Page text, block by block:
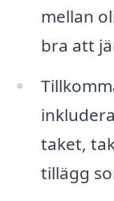
mellan
bra att
taket,
tillägg